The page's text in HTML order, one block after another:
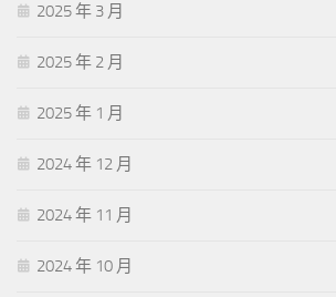
2025 年 3 月
2025 年 2 月
2025 年 1 月
2024 年 12 月
2024 年 11 月
2024 年 10 月